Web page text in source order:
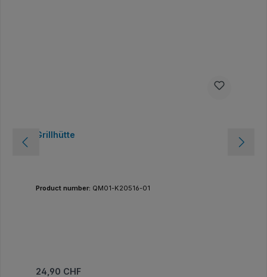
Grillhütte
Product number: QM01-K20516-01
Prix régulier :
24,90 CHF